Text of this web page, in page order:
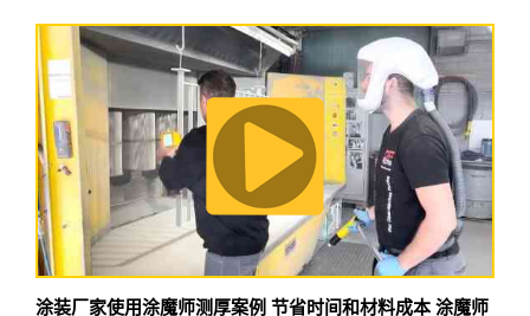
涂装厂家使用涂魔师测厚案例 节省时间和材料成本 涂魔师